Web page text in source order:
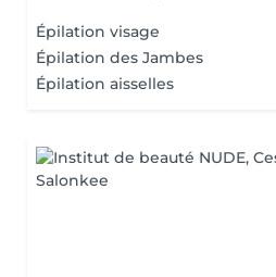
Épilation visage
Épilation des Jambes
Épilation aisselles